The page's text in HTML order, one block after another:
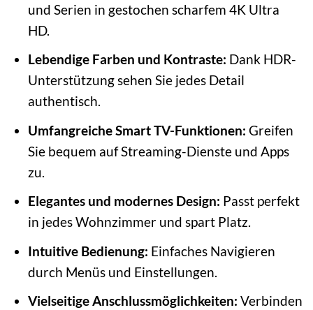
und Serien in gestochen scharfem 4K Ultra
HD.
Lebendige Farben und Kontraste: Dank HDR-
Unterstützung sehen Sie jedes Detail
authentisch.
Umfangreiche Smart TV-Funktionen: Greifen
Sie bequem auf Streaming-Dienste und Apps
zu.
Elegantes und modernes Design: Passt perfekt
in jedes Wohnzimmer und spart Platz.
Intuitive Bedienung: Einfaches Navigieren
durch Menüs und Einstellungen.
Vielseitige Anschlussmöglichkeiten: Verbinden